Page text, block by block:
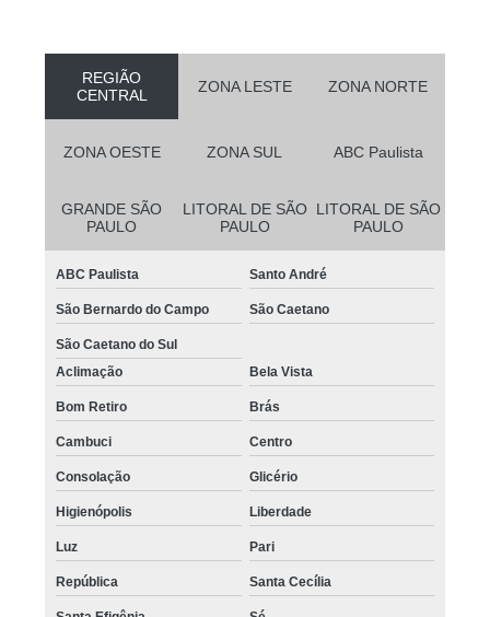
REGIÃO
CENTRAL
ZONA LESTE ZONA NORTE
ZONA OESTE ZONA SUL ABC Paulista
GRANDE SÃO
PAULO
LITORAL DE SÃO
PAULO
LITORAL DE SÃO
PAULO
ABC Paulista Santo André
São Bernardo do Campo São Caetano
São Caetano do Sul
Aclimação
Bela Vista
Bom Retiro Brás
Cambuci Centro
Consolação Glicério
Higienópolis Liberdade
Luz Pari
República Santa Cecília